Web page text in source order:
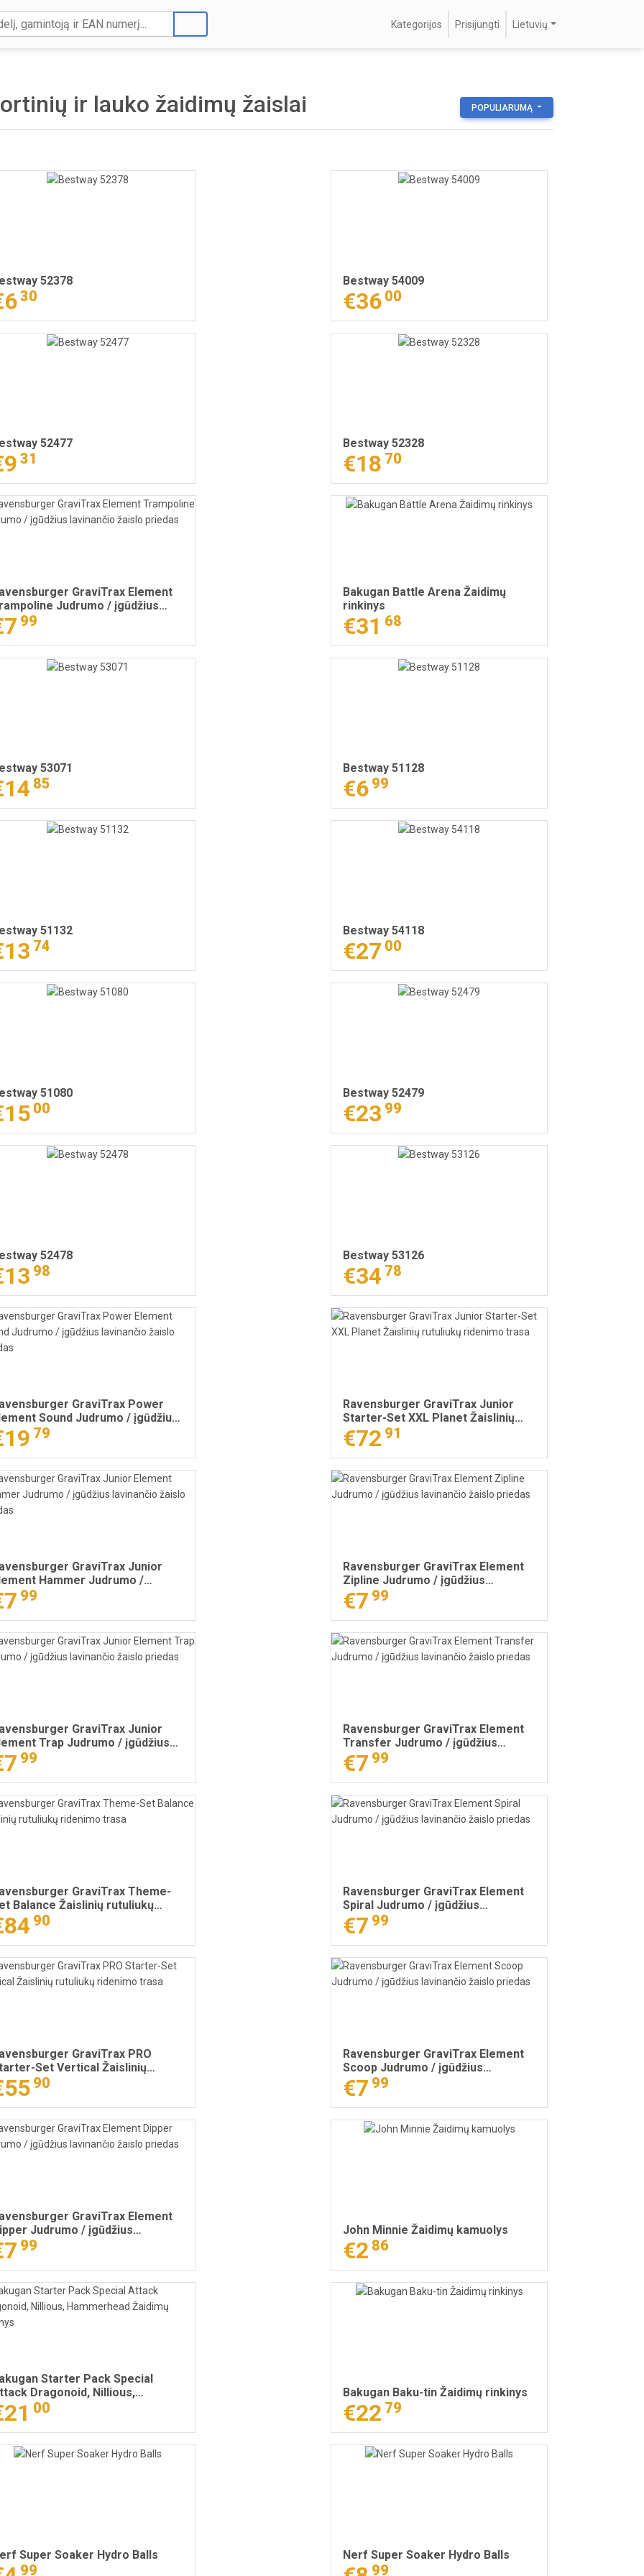
Kategorijos Prisijungti Lietuvių
ir lauko žaidimų žaislai POPULIARUMĄ
52378
30
Bestway 54009
€36 00
52477
31
Bestway 52328
€18 70
GraviTrax Element
Judrumo / įgūdžius
žaislo priedas
99
Bakugan Battle Arena Žaidimų
rinkinys
€31 68
53071
85
Bestway 51128
€6 99
51132
74
Bestway 54118
€27 00
51080
00
Bestway 52479
€23 99
52478
98
Bestway 53126
€34 78
GraviTrax Power
Sound Judrumo / įgūdžius
žaislo priedas
79
Ravensburger GraviTrax Junior
Starter-Set XXL Planet Žaislinių
rutuliukų ridenimo trasa
€72 91
GraviTrax Junior
Hammer Judrumo /
lavinančio žaislo priedas
99
Ravensburger GraviTrax Element
Zipline Judrumo / įgūdžius
lavinančio žaislo priedas
€7 99
GraviTrax Junior
Trap Judrumo / įgūdžius
žaislo priedas
99
Ravensburger GraviTrax Element
Transfer Judrumo / įgūdžius
lavinančio žaislo priedas
€7 99
GraviTrax Theme-
Balance Žaislinių rutuliukų
trasa
90
Ravensburger GraviTrax Element
Spiral Judrumo / įgūdžius
lavinančio žaislo priedas
€7 99
GraviTrax PRO
Set Vertical Žaislinių
ridenimo trasa
90
Ravensburger GraviTrax Element
Scoop Judrumo / įgūdžius
lavinančio žaislo priedas
€7 99
GraviTrax Element
Judrumo / įgūdžius
žaislo priedas
99
John Minnie Žaidimų kamuolys
€2 86
Starter Pack Special
Dragonoid, Nillious,
Žaidimų rinkinys
00
Bakugan Baku-tin Žaidimų rinkinys
€22 79
Super Soaker Hydro Balls
99
Nerf Super Soaker Hydro Balls
99